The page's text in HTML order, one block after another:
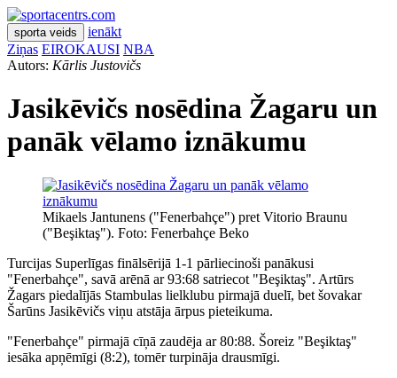
sporta veids
ienākt
Ziņas EIROKAUSI NBA
Autors: Kārlis Justovičs
Jasikēvičs nosēdina Žagaru un
panāk vēlamo iznākumu
Mikaels Jantunens ("Fenerbahçe") pret Vitorio Braunu
("Beşiktaş"). Foto: Fenerbahçe Beko
Turcijas Superlīgas finālsērijā 1-1 pārliecinoši panākusi
"Fenerbahçe", savā arēnā ar 93:68 satriecot "Beşiktaş". Artūrs
Žagars piedalījās Stambulas lielklubu pirmajā duelī, bet šovakar
Šarūns Jasikēvičs viņu atstāja ārpus pieteikuma.
"Fenerbahçe" pirmajā cīņā zaudēja ar 80:88. Šoreiz "Beşiktaş"
iesāka apņēmīgi (8:2), tomēr turpināja drausmīgi.